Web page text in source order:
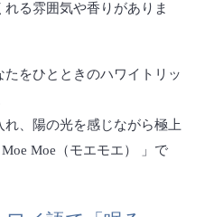
る雰囲気や香りがありま
をひとときのハワイトリッ
、陽の光を感じながら極上
Moe（モエモエ） 」で